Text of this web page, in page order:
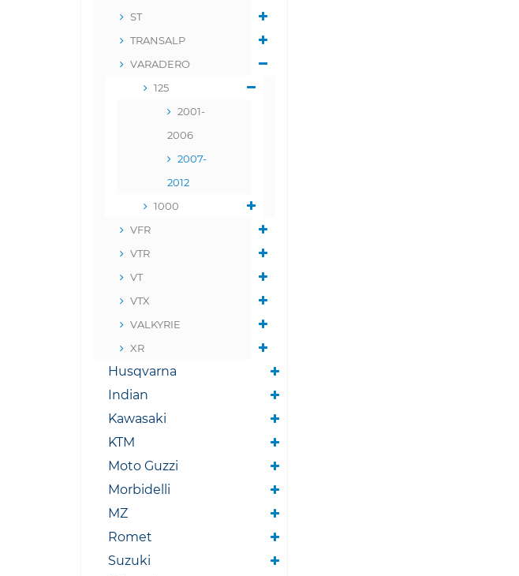
ST
TRANSALP
VARADERO
125
2001-
2006
2007-
2012
1000
VFR
VTR
VT
VTX
VALKYRIE
XR
Husqvarna
Indian
Kawasaki
KTM
Moto Guzzi
Morbidelli
MZ
Romet
Suzuki